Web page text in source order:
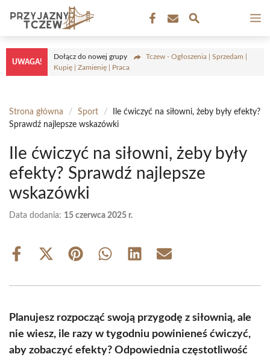
treści
UWAGA!
Dołącz do nowej grupy
Tczew - Ogłoszenia | Sprzedam |
Kupię | Zamienię | Praca
Strona główna / Sport /
Ile ćwiczyć na siłowni, żeby były efekty?
Sprawdź najlepsze wskazówki
Ile ćwiczyć na siłowni, żeby były
efekty? Sprawdź najlepsze
wskazówki
Data dodania: 15 czerwca 2025 r.
Share
Share
(Twitter)
Share Share Share Share
Planujesz rozpocząć swoją przygodę z siłownią, ale
nie wiesz, ile razy w tygodniu powinieneś ćwiczyć,
aby zobaczyć efekty? Odpowiednia częstotliwość